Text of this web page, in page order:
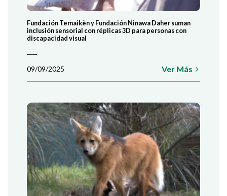
Fundación Temaikèn y Fundación Ninawa Daher suman
inclusión sensorial con réplicas 3D para personas con
discapacidad visual
09/09/2025 Ver Más